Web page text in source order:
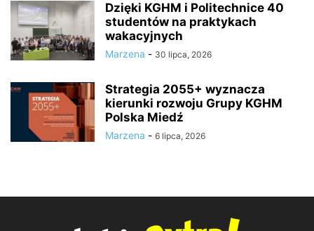
Dzięki KGHM i Politechnice 40
studentów na praktykach
wakacyjnych
Marzena - 30 lipca, 2026
Strategia 2055+ wyznacza
kierunki rozwoju Grupy KGHM
Polska Miedź
Marzena - 6 lipca, 2026